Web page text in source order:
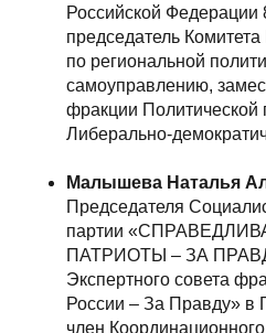
Российской Федерации
председатель
по региональной
самоуправлению,
фракции
Либерально-
Малышева Наталья
Председателя
партии
ПАТРИОТЫ – ЗА
Экспертного совета
России – За Правду» в
член